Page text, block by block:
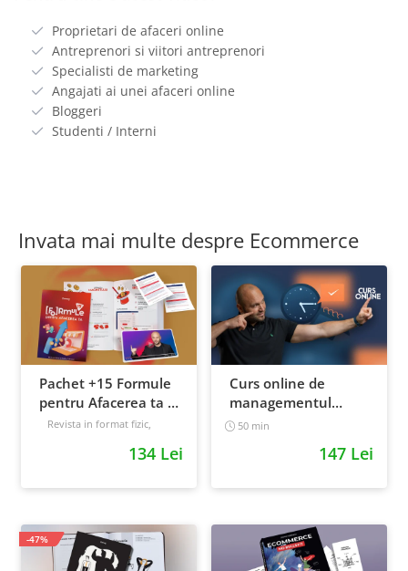
Proprietari de afaceri online
Antreprenori si viitori antreprenori
Specialisti de marketing
Angajati ai unei afaceri online
Bloggeri
Studenti / Interni
Invata mai multe despre Ecommerce
Pachet +15 Formule
pentru Afacerea ta +
Prompt-uri dedicate
Revista in format fizic,
134 Lei
Curs online de
managementul
timpului: cum sa
50 min
147 Lei
-47%